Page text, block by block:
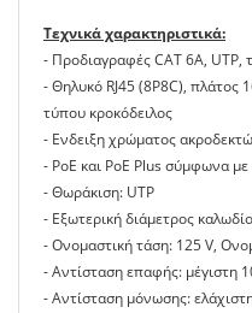
Τεχνικά χαρακτηριστικά:
- Προδιαγραφές CAT 6A, UTP,
- Θηλυκό RJ45 (8P8C), πλάτος
τύπου κροκόδειλος
- Ενδειξη χρώματος
- PoE και PoE Plus σύμφωνα
- Θωράκιση: UTP
- Εξωτερική διάμετρος
- Ονομαστική τάση: 125 V,
- Αντίσταση επαφής: μέγιστη
- Αντίσταση μόνωσης: